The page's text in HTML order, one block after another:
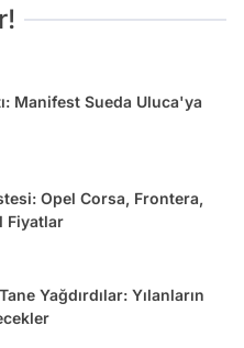
Manifest Sueda Uluca'ya
Opel Corsa, Frontera,
Fiyatlar
Yağdırdılar: Yılanların